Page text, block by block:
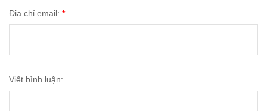
Địa chỉ email: *
Viết bình luận: